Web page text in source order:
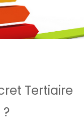
Tertiaire